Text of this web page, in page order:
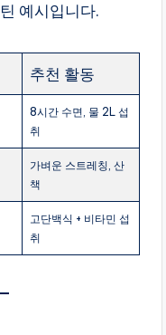
예시입니다.
추천 활동
8시간 수면, 물 2L 섭
취
가벼운 스트레칭, 산
책
고단백식 + 비타민 섭
취